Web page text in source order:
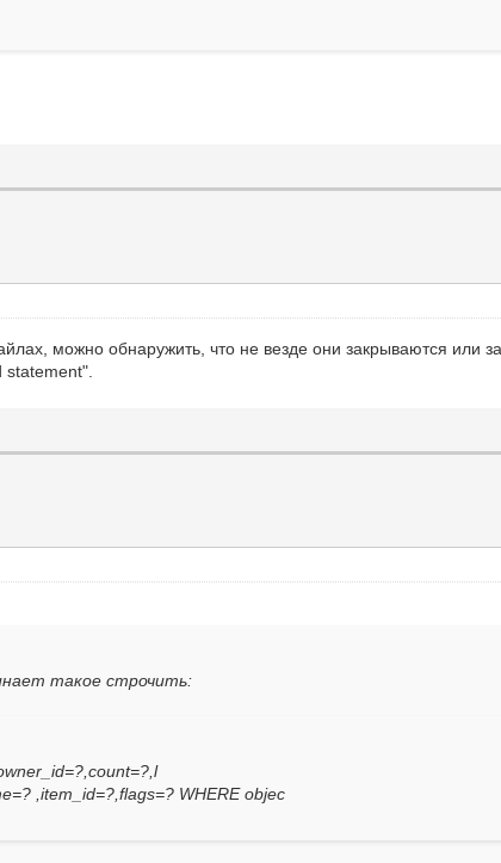
можно обнаружить, что не везде они закрываются или
statement".
такое строчить:
,item_id=?,flags=? WHERE objec